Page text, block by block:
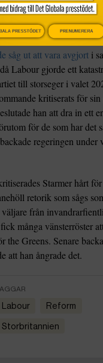
Studies till BBC.
maj
såg ut att vara avgjort i
Labour gjorde ett
till storseger i valet
kritiserats för
han att dra in ett
för de som har det
regeringen under
Starmer hårt
retorik som sågs
från
många vänsterröster
the Greens. Senare
att han ångrade det.
Labour Reform
Storbritannien
PRESSTÖDET PRENUMERERA